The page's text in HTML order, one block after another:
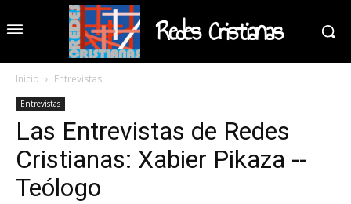
Redes Cristianas
Inicio Entrevistas
Entrevistas
Las Entrevistas de Redes
Cristianas: Xabier Pikaza --
Teólogo